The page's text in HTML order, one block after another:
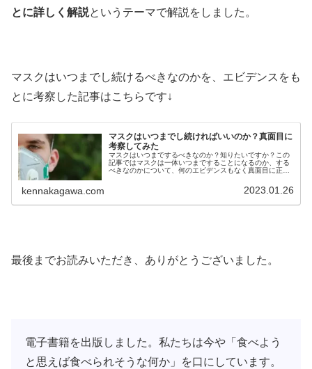
とに詳しく解説というテーマで解説をしました。
マスクはいつまでし続けるべきなのかを、エビデンスをも
とに考察した記事はこちらです↓
マスクはいつまでし続ければいいのか？真面目に
考察してみた
マスクはいつまでするべきなのか？知りたいですか？この
記事ではマスクは一体いつまですることになるのか、する
べきなのかについて、何のエビデンスもなく真面目に正直
kennakagawa.com 2023.01.26
最後までお読みいただき、ありがとうございました。
電子書籍を出版しました。私たちは今や「食べよう
と思えば食べられそうな何か」を口にしています。